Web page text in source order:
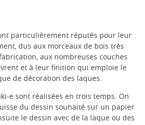
particulièrement réputés pour leur
dus aux morceaux de bois très
aux nombreuses couches
et à leur finition qui emploie le
de décoration des laques.
e sont réalisées en trois temps. On
du dessin souhaité sur un papier
le dessin avec de la laque ou des